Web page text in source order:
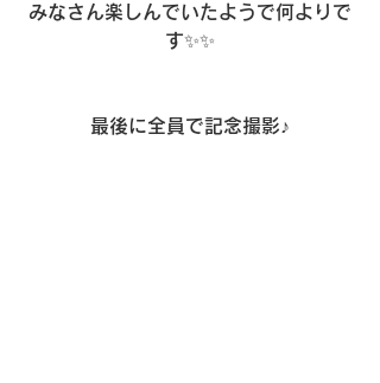
みなさん楽しんでいたようで何よりで
す✨✨
最後に全員で記念撮影♪